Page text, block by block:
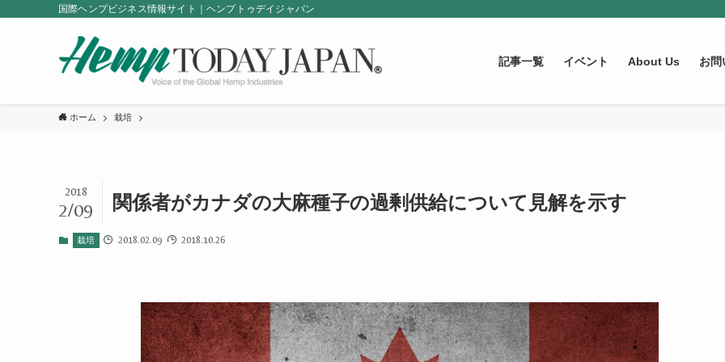
国際ヘンプビジネス情報サイト｜ヘンプトゥデイジャパン
記事一覧 イベント About Us お問
ホーム 栽培
関係者がカナダの大麻種子の過剰供給について見解を示す
2018
2/09
栽培 2018.02.09 2018.10.26